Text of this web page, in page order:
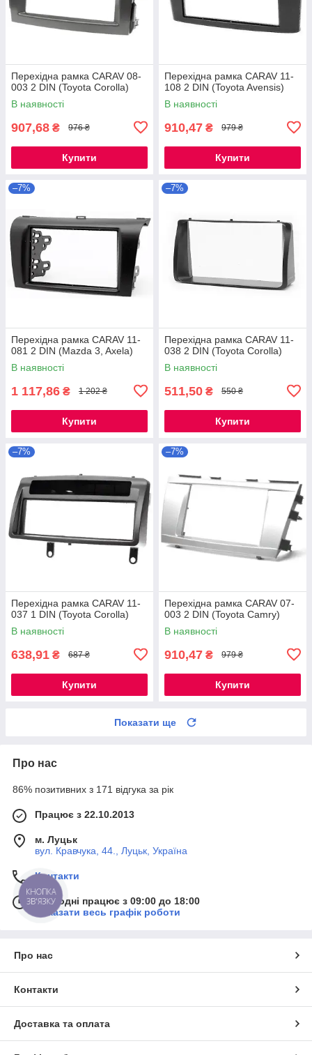
Перехідна рамка CARAV 08-
003 2 DIN (Toyota Corolla)
В наявності
907,68 ₴ 976 ₴
Купити
Перехідна рамка CARAV 11-
108 2 DIN (Toyota Avensis)
В наявності
910,47 ₴ 979 ₴
Купити
–7%
Перехідна рамка CARAV 11-
081 2 DIN (Mazda 3, Axela)
В наявності
1 117,86 ₴ 1 202 ₴
Купити
–7%
Перехідна рамка CARAV 11-
038 2 DIN (Toyota Corolla)
В наявності
511,50 ₴ 550 ₴
Купити
–7%
Перехідна рамка CARAV 11-
037 1 DIN (Toyota Corolla)
В наявності
638,91 ₴ 687 ₴
Купити
–7%
Перехідна рамка CARAV 07-
003 2 DIN (Toyota Camry)
В наявності
910,47 ₴ 979 ₴
Купити
Показати ще
Про нас
86% позитивних з 171 відгука за рік
Працює з 22.10.2013
м. Луцьк
вул. Кравчука, 44., Луцьк, Україна
Контакти
Сьогодні працює з 09:00 до 18:00
Показати весь графік роботи
Про нас
Контакти
Доставка та оплата
КНОПКА
ЗВ'ЯЗКУ